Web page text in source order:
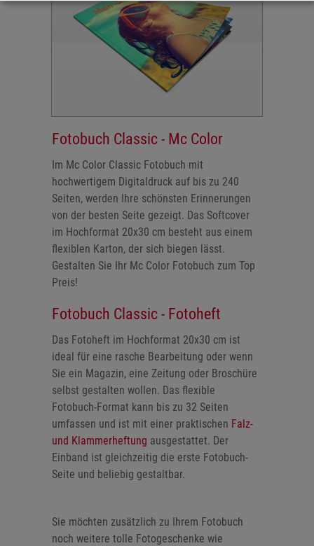
Fotobuch Classic - Mc Color
Im Mc Color Classic Fotobuch mit
hochwertigem Digitaldruck auf bis zu 240
Seiten, werden Ihre schönsten Erinnerungen
von der besten Seite gezeigt. Das Softcover
im Hochformat 20x30 cm besteht aus einem
flexiblen Karton, der sich biegen lässt.
Gestalten Sie Ihr Mc Color Fotobuch zum Top
Preis!
Fotobuch Classic - Fotoheft
Das Fotoheft im Hochformat 20x30 cm ist
ideal für eine rasche Bearbeitung oder wenn
Sie ein Magazin, eine Zeitung oder Broschüre
selbst gestalten wollen. Das flexible
Fotobuch-Format kann bis zu 32 Seiten
umfassen und ist mit einer praktischen Falz-
und Klammerheftung ausgestattet. Der
Einband ist gleichzeitig die erste Fotobuch-
Seite und beliebig gestaltbar.
Sie möchten zusätzlich zu Ihrem Fotobuch
noch weitere tolle Fotogeschenke wie